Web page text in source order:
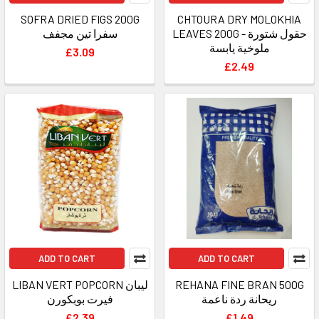
SOFRA DRIED FIGS 200G
سفرا تين مجفف
£3.09
CHTOURA DRY MOLOKHIA
LEAVES 200G - حقول شتورة
ملوخية يابسة
£2.49
ADD TO CART
LIBAN VERT POPCORN ليبان
فيرت بوبكورن
ADD TO CART
REHANA FINE BRAN 500G
ريحانة ردة ناعمة